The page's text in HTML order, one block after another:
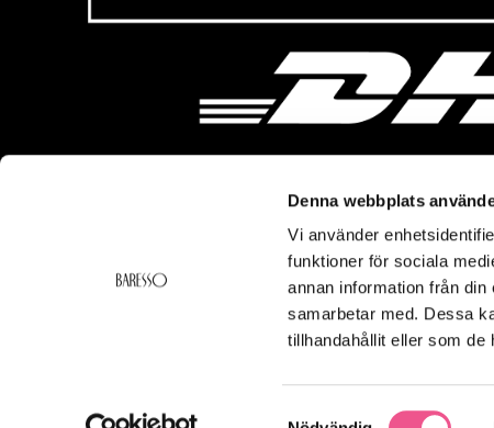
Denna webbplats
Vi använder
funktioner för sociala
annan information från
samarbetar med. Dessa
tillhandahållit eller som de
Samtyckesval
Kontakt
Om
Baresso
Om
Smspolicy